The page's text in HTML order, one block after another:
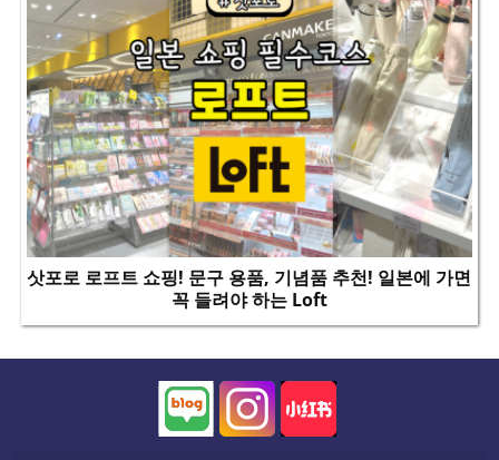
삿포로 로프트 쇼핑! 문구 용품, 기념품 추천! 일본에 가면
꼭 들려야 하는 Loft